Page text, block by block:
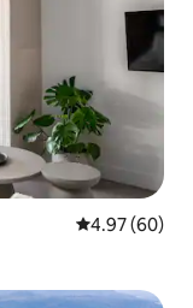
Penarafan
4.97 (60)